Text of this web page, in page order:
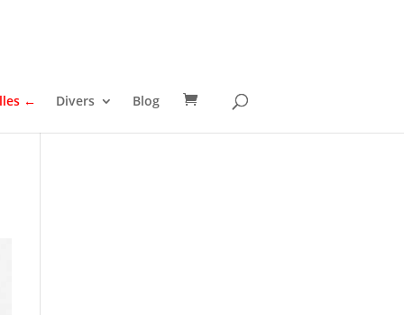
← Divers Blog